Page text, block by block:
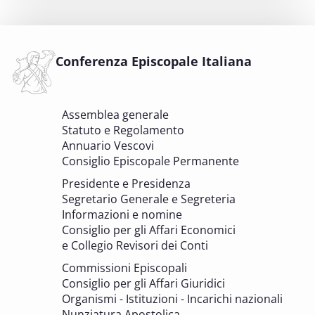
INTERVENTO A FAVORE DEI BENI CULTURALI ECCLESIASTICI E
DELL'EDILIZIA DI CULTO
Giornate di studio Associazione
Archivistica Ecclesiastica - Luoghi di
memoria. Artefici di cultura. Archivi
valorizzazione del patrimonio
BENI CULTURALI E EDILIZIA DI CULTO
7 OTTOBRE 2025
Consulta nazionale Beni culturali e Edilizia
di culto
BENI CULTURALI E EDILIZIA DI CULTO
Conferenza Episcopale Italiana
Assemblea generale
Statuto e Regolamento
Annuario Vescovi
Consiglio Episcopale Permanente
Presidente e Presidenza
Segretario Generale e Segreteria
Informazioni e nomine
Consiglio per gli Affari Economici
e Collegio Revisori dei Conti
Commissioni Episcopali
Consiglio per gli Affari Giuridici
Organismi - Istituzioni - Incarichi nazionali